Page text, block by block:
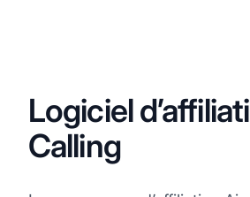
Logiciel
Calling